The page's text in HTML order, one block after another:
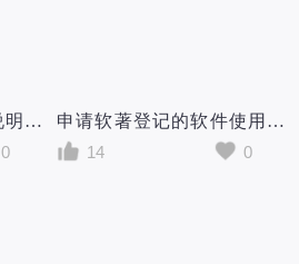
高锰酸钾的产品包装说明和使用说明书
0
申请软著登记的软件使用说明书撰写范本
14
0